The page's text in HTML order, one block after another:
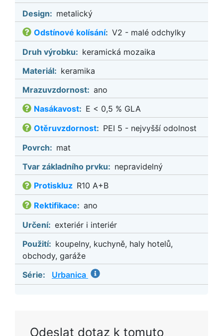
Design: metalický
Odstínové kolísání: V2 - malé odchylky
Druh výrobku: keramická mozaika
Materiál: keramika
Mrazuvzdornost: ano
Nasákavost: E < 0,5 % GLA
Otěruvzdornost: PEI 5 - nejvyšší odolnost
Povrch: mat
Tvar základního prvku: nepravidelný
Protiskluz R10 A+B
Rektifikace: ano
Určení: exteriér i interiér
Použití: koupelny, kuchyně, haly hotelů,
obchody, garáže
Série:
Urbanica
Odeslat dotaz k tomuto